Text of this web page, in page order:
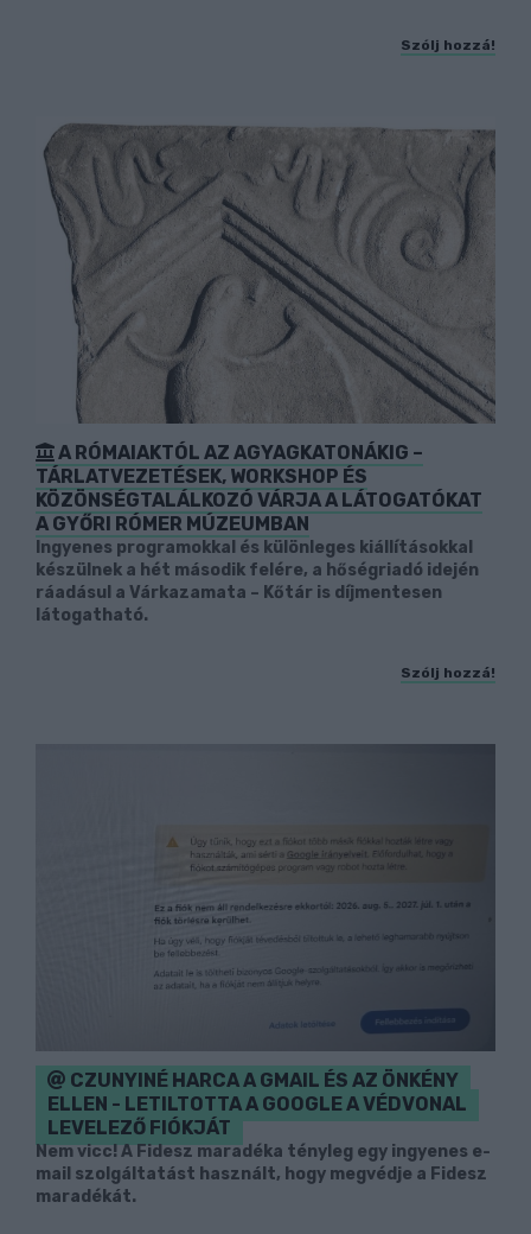
Szólj hozzá!
A RÓMAIAKTÓL AZ AGYAGKATONÁKIG –
TÁRLATVEZETÉSEK, WORKSHOP ÉS
KÖZÖNSÉGTALÁLKOZÓ VÁRJA A LÁTOGATÓKAT
A GYŐRI RÓMER MÚZEUMBAN
Ingyenes programokkal és különleges kiállításokkal
készülnek a hét második felére, a hőségriadó idején
ráadásul a Várkazamata – Kőtár is díjmentesen
látogatható.
Szólj hozzá!
CZUNYINÉ HARCA A GMAIL ÉS AZ ÖNKÉNY
ELLEN - LETILTOTTA A GOOGLE A VÉDVONAL
LEVELEZŐ FIÓKJÁT
Nem vicc! A Fidesz maradéka tényleg egy ingyenes e-
mail szolgáltatást használt, hogy megvédje a Fidesz
maradékát.